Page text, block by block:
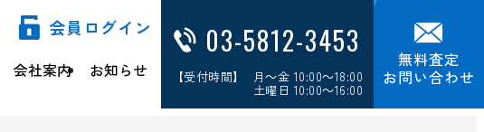
会員ログイン
会社案内 お知らせ
03-5812-3453
【受付時間】 月～金 10:00～18:00
土曜日 10:00～16:00
無料査定
お問い合わせ